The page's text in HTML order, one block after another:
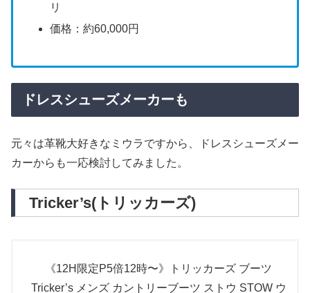
リ
価格：約60,000円
ドレスシューズメーカーも
元々は革靴大好きなミウラですから、ドレスシューズメー
カーからも一応検討してみました。
Tricker’s(トリッカーズ)
《12H限定P5倍12時〜》トリッカーズ ブーツ
Tricker’s メンズ カントリーブーツ ストウ STOW ウ